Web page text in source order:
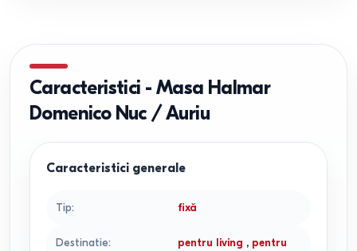
Caracteristici - Masa Halmar
Domenico Nuc / Auriu
Caracteristici generale
Tip: fixă
Destinatie: pentru living , pentru